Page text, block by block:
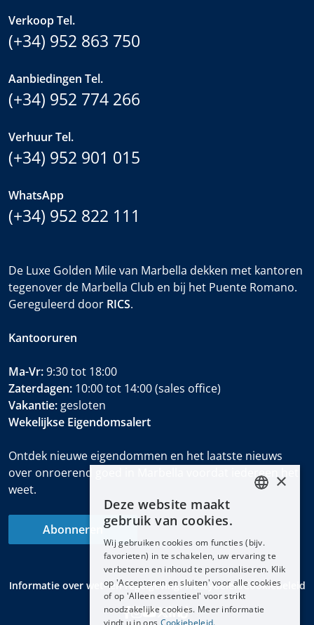
Verkoop Tel.
(+34) 952 863 750
Aanbiedingen Tel.
(+34) 952 774 266
Verhuur Tel.
(+34) 952 901 015
WhatsApp
(+34) 952 822 111
De Luxe Golden Mile van Marbella dekken met kantoren
tegenover de Marbella Club en bij het Puente Romano.
Gereguleerd door RICS.
Kantooruren
Ma-Vr:9:30 tot 18:00
Zaterdagen: 10:00 tot 14:00 (sales office)
Vakantie: gesloten
Wekelijkse Eigendomsalert
Ontdek nieuwe eigendommen en het laatste nieuws
over onroerend goed in Marbella voordat iedereen het
weet.
Abonneren
Informatie over wet- en regelgevingPrivacybeleidCookiebeleid
DEUTSCH
FRANÇAIS
×
Deze website maakt
gebruik van cookies.
Wij gebruiken cookies om functies (bijv.
favorieten) in te schakelen, uw ervaring te
verbeteren en inhoud te personaliseren. Klik
op 'Accepteren en sluiten' voor alle cookies
of op 'Alleen essentieel' voor strikt
noodzakelijke cookies. Meer informatie
vindt u in ons Cookiebeleid.